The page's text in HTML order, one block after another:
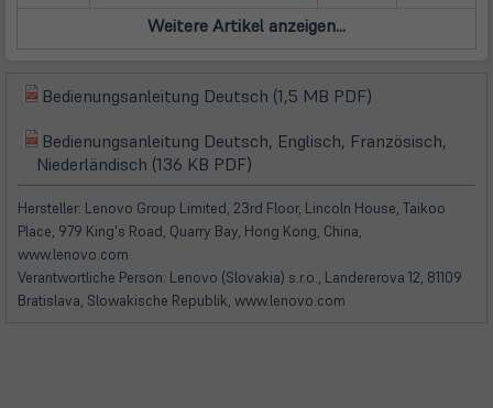
neuem
in
neuem
Tab)
Bedienungsanleitung Deutsch (1,5 MB PDF)
neuem
(öffnet
in
neuem
Tab)
Bedienungsanleitung Deutsch, Englisch, Französisch,
Niederländisch (136 KB PDF)
in
neuem
Tab)
Hersteller: Lenovo Group Limited, 23rd Floor, Lincoln House, Taikoo
Place, 979 King's Road, Quarry Bay, Hong Kong, China,
www.lenovo.com
Verantwortliche Person: Lenovo (Slovakia) s.r.o., Landererova 12, 81109
Bratislava, Slowakische Republik, www.lenovo.com